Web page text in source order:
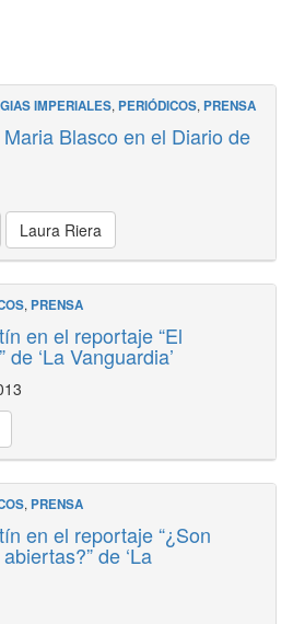
IMPERIALES, PERIÓDICOS, PRENSA
Blasco en el Diario de
Laura Riera
, PRENSA
en el reportaje “El
‘La Vanguardia’
, PRENSA
en el reportaje “¿Son
de ‘La